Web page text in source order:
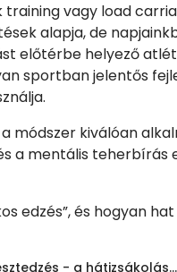
training vagy load
alapja, de
előtérbe helyező
sportban jelentős
módszer kiválóan
a mentális teherbírás
edzés”, és hogyan
- a hátizsákolás...